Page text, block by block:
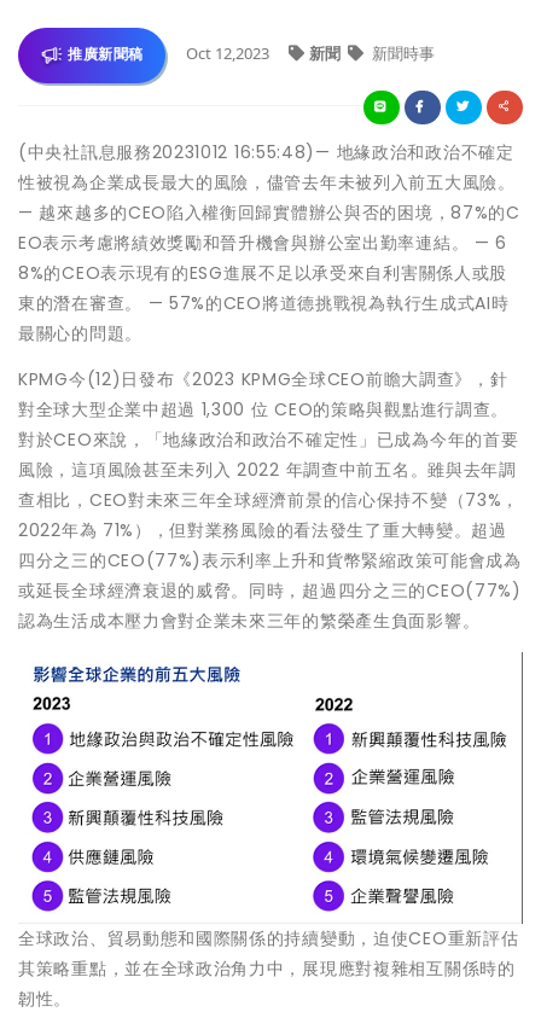
推廣新聞稿 Oct 12,2023 新聞 新聞時事
(中央社訊息服務20231012 16:55:48)— 地緣政治和政治不確定
性被視為企業成長最大的風險，儘管去年未被列入前五大風險。
— 越來越多的CEO陷入權衡回歸實體辦公與否的困境，87%的C
EO表示考慮將績效獎勵和晉升機會與辦公室出勤率連結。 — 6
8%的CEO表示現有的ESG進展不足以承受來自利害關係人或股
東的潛在審查。 — 57%的CEO將道德挑戰視為執行生成式AI時
最關心的問題。
KPMG今(12)日發布《2023 KPMG全球CEO前瞻大調查》，針
對全球大型企業中超過 1,300 位 CEO的策略與觀點進行調查。
對於CEO來說，「地緣政治和政治不確定性」已成為今年的首要
風險，這項風險甚至未列入 2022 年調查中前五名。雖與去年調
查相比，CEO對未來三年全球經濟前景的信心保持不變（73%，
2022年為 71%），但對業務風險的看法發生了重大轉變。超過
四分之三的CEO(77%)表示利率上升和貨幣緊縮政策可能會成為
或延長全球經濟衰退的威脅。同時，超過四分之三的CEO(77%)
認為生活成本壓力會對企業未來三年的繁榮產生負面影響。
全球政治、貿易動態和國際關係的持續變動，迫使CEO重新評估
其策略重點，並在全球政治角力中，展現應對複雜相互關係時的
韌性。